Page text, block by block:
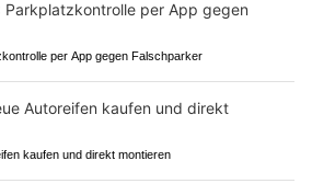
per App gegen Falschparker
kaufen und direkt montieren